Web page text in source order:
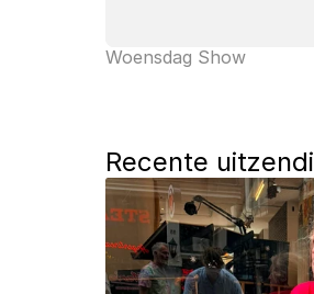
Woensdag Show
Recente